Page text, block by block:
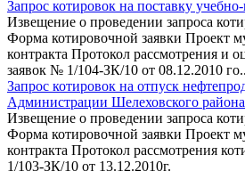
Запрос котировок на поставку
Извещение о проведении запроса
Форма котировочной заявки Проект
контракта Протокол рассмотрения и
заявок № 1/104-ЗК/10 от 08.12.2010
Запрос котировок на отпуск
Администрации Шелеховского района
Извещение о проведении запроса
Форма котировочной заявки Проект
контракта Протокол рассмотрения
1/103-ЗК/10 от 13.12.2010г.